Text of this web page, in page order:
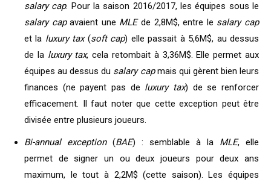
salary cap. Pour la saison 2016/2017, les équipes sous le
salary capavaient une MLEde 2,8M$, entre le salary cap
et la luxury tax(soft cap) elle passait à 5,6M$, au dessus
de la luxury tax, cela retombait à 3,36M$. Elle permet aux
équipes au dessus du salary capmais qui gèrent bien leurs
finances (ne payent pas de luxury tax) de se renforcer
efficacement. Il faut noter que cette exception peut être
divisée entre plusieurs joueurs.
Bi-annual exception (BAE) : semblable à la MLE, elle
permet de signer un ou deux joueurs pour deux ans
maximum, le tout à 2,2M$ (cette saison). Les équipes